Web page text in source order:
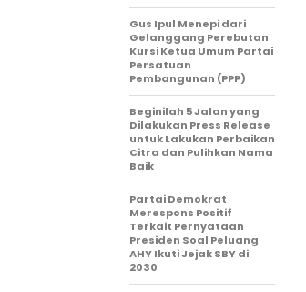
Gus Ipul Menepi dari
Gelanggang Perebutan
Kursi Ketua Umum Partai
Persatuan
Pembangunan (PPP)
Beginilah 5 Jalan yang
Dilakukan Press Release
untuk Lakukan Perbaikan
Citra dan Pulihkan Nama
Baik
Partai Demokrat
Merespons Positif
Terkait Pernyataan
Presiden Soal Peluang
AHY Ikuti Jejak SBY di
2030